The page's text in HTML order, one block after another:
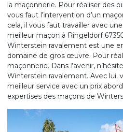
la maçonnerie. Pour réaliser des
vous faut l’intervention d’un
cela, il vous faut travailler avec
meilleur maçon à Ringeldorf
Winterstein ravalement est une
domaine de gros œuvre. Pour
maçonnerie. Dans l’avenir,
Winterstein ravalement. Avec lui,
meilleur service avec un prix
expertises des maçons de